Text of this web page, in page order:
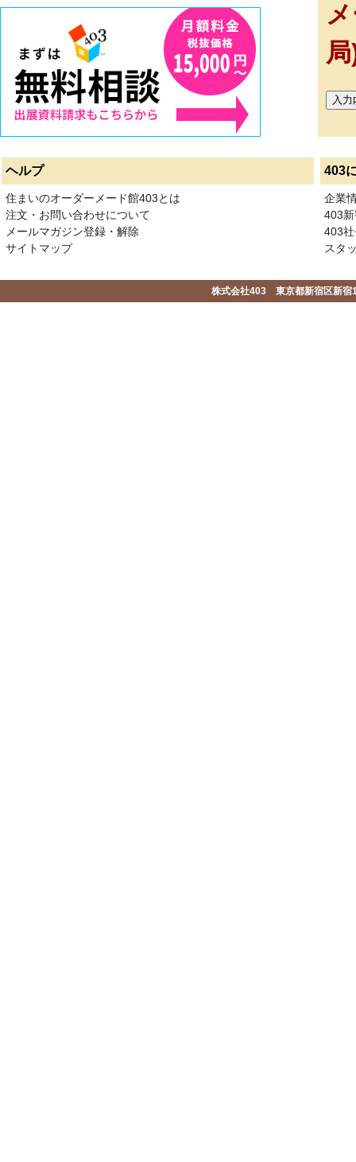
ヘルプ 403
住まいのオーダーメード館403とは
注文・お問い合わせについて
メールマガジン登録・解除
サイトマップ
企業
403
403
スタ
株式会社403 東京都新宿区新